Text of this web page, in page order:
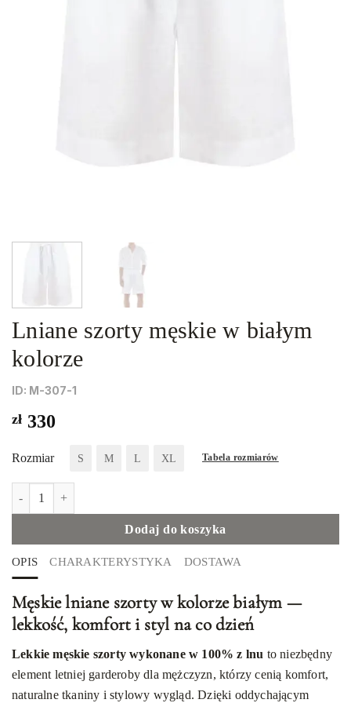
Lniane szorty męskie w białym
kolorze
ID: М-307-1
zł 330
Rozmiar S M L XL Tabela rozmiarów
ilość Lniane szorty męskie w białym kolorze
Dodaj do koszyka
OPIS CHARAKTERYSTYKA DOSTAWA
Męskie lniane szorty w kolorze białym —
lekkość, komfort i styl na co dzień
Lekkie męskie szorty wykonane w 100% z lnu to niezbędny
element letniej garderoby dla mężczyzn, którzy cenią komfort,
naturalne tkaniny i stylowy wygląd. Dzięki oddychającym